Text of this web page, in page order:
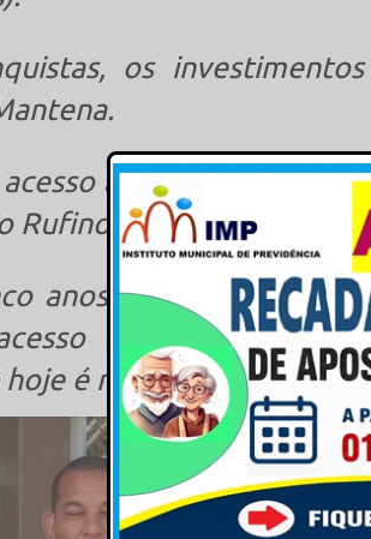
os
à saúde é um dos
Rufino.
anos, os
à saúde e na
é reconhecido em